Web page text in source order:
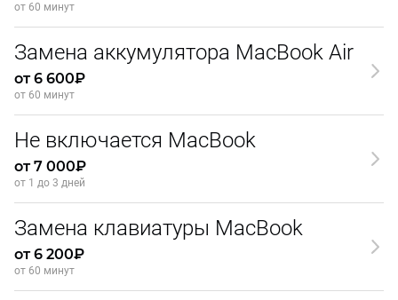
от 60 минут
Замена аккумулятора MacBook Air
от 6 600₽
от 60 минут
Не включается MacBook
от 7 000₽
от 1 до 3 дней
Замена клавиатуры MacBook
от 6 200₽
от 60 минут